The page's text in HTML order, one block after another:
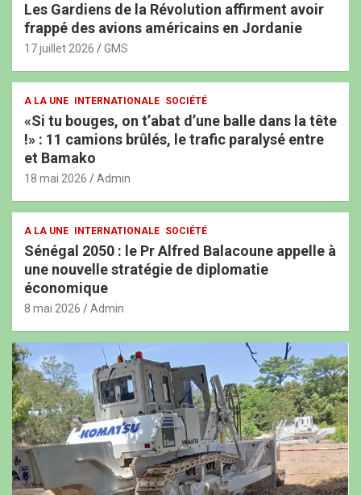
Les Gardiens de la Révolution affirment avoir
frappé des avions américains en Jordanie
17 juillet 2026 GMS
A LA UNE INTERNATIONALE SOCIÉTÉ
«Si tu bouges, on t’abat d’une balle dans la tête
!» : 11 camions brûlés, le trafic paralysé entre
et Bamako
18 mai 2026 Admin
A LA UNE INTERNATIONALE SOCIÉTÉ
Sénégal 2050 : le Pr Alfred Balacoune appelle à
une nouvelle stratégie de diplomatie
économique
8 mai 2026 Admin